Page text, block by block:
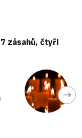
zásahů, čtyři